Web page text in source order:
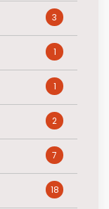
3
1
1
2
7
18